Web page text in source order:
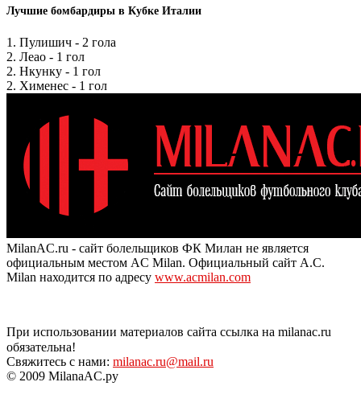
Лучшие бомбардиры в Кубке Италии
1. Пулишич - 2 гола
2. Леао - 1 гол
2. Нкунку - 1 гол
2. Хименес - 1 гол
MilanAC.ru - сайт болельщиков ФК Милан не является
официальным местом AC Milan. Официальный сайт A.C.
Milan находится по адресу www.acmilan.com
При использовании материалов сайта ссылка на milanac.ru
обязательна!
Свяжитесь с нами: milanac.ru@mail.ru
© 2009 MilanaAC.ру